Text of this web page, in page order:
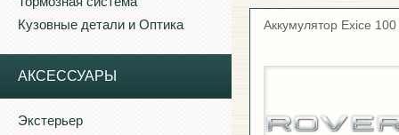
Кузовные детали и Оптика
АКСЕССУАРЫ
Экстерьер
Аккумулятор Exice 100